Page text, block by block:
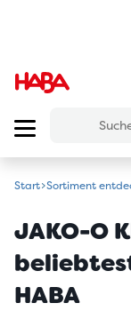
Start Sortiment
JAKO-O
HABA